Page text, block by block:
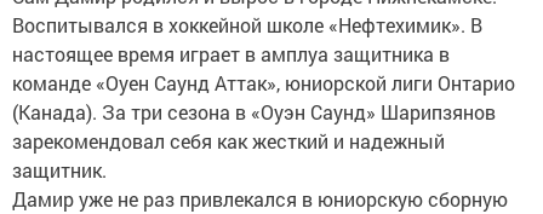
Воспитывался в хоккейной школе «Нефтехимик». В
настоящее время играет в амплуа защитника в
команде «Оуен Саунд Аттак», юниорской лиги Онтарио
(Канада). За три сезона в «Оуэн Саунд» Шарипзянов
зарекомендовал себя как жесткий и надежный
защитник.
Дамир уже не раз привлекался в юниорскую сборную